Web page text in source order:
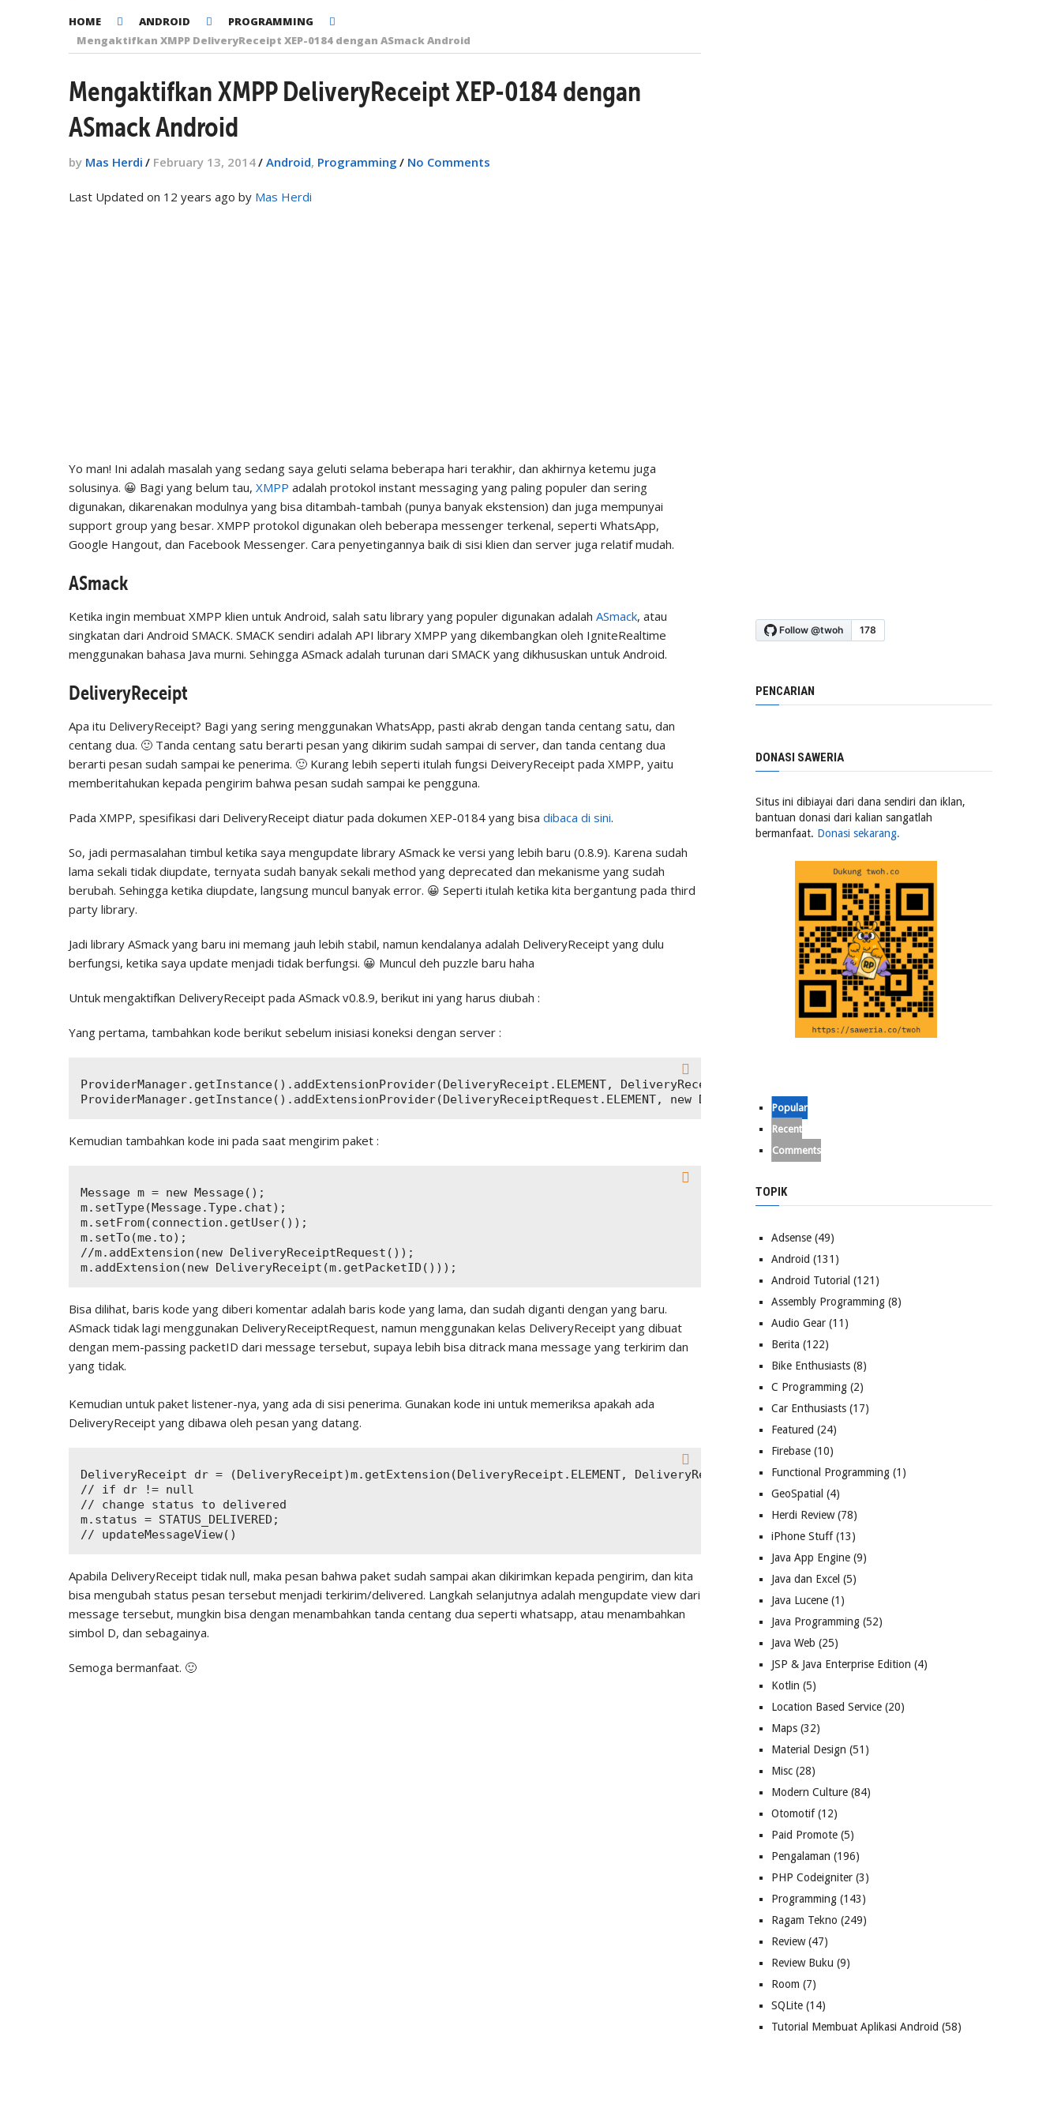
HOME ANDROID
PROGRAMMING
Mengaktifkan XMPP DeliveryReceipt XEP-0184 dengan ASmack Android
Mengaktifkan XMPP DeliveryReceipt XEP-0184 dengan
ASmack Android
by Mas Herdi / February 13, 2014/ Android, Programming / No Comments
Last Updated on 12 years ago by Mas Herdi
Yo man! Ini adalah masalah yang sedang saya geluti selama beberapa hari terakhir, dan akhirnya ketemu juga
solusinya. 😀 Bagi yang belum tau, XMPP adalah protokol instant messaging yang paling populer dan sering
digunakan, dikarenakan modulnya yang bisa ditambah-tambah (punya banyak ekstension) dan juga mempunyai
support group yang besar. XMPP protokol digunakan oleh beberapa messenger terkenal, seperti WhatsApp,
Google Hangout, dan Facebook Messenger. Cara penyetingannya baik di sisi klien dan server juga relatif mudah.
ASmack
Ketika ingin membuat XMPP klien untuk Android, salah satu library yang populer digunakan adalah ASmack, atau
singkatan dari Android SMACK. SMACK sendiri adalah API library XMPP yang dikembangkan oleh IgniteRealtime
menggunakan bahasa Java murni. Sehingga ASmack adalah turunan dari SMACK yang dikhususkan untuk Android.
DeliveryReceipt
Apa itu DeliveryReceipt? Bagi yang sering menggunakan WhatsApp, pasti akrab dengan tanda centang satu, dan
centang dua. 🙂 Tanda centang satu berarti pesan yang dikirim sudah sampai di server, dan tanda centang dua
berarti pesan sudah sampai ke penerima. 🙂 Kurang lebih seperti itulah fungsi DeiveryReceipt pada XMPP, yaitu
memberitahukan kepada pengirim bahwa pesan sudah sampai ke pengguna.
Pada XMPP, spesifikasi dari DeliveryReceipt diatur pada dokumen XEP-0184 yang bisa dibaca di sini.
So, jadi permasalahan timbul ketika saya mengupdate library ASmack ke versi yang lebih baru (0.8.9). Karena sudah
lama sekali tidak diupdate, ternyata sudah banyak sekali method yang deprecated dan mekanisme yang sudah
berubah. Sehingga ketika diupdate, langsung muncul banyak error. 😀 Seperti itulah ketika kita bergantung pada third
party library.
Jadi library ASmack yang baru ini memang jauh lebih stabil, namun kendalanya adalah DeliveryReceipt yang dulu
berfungsi, ketika saya update menjadi tidak berfungsi. 😀 Muncul deh puzzle baru haha
Untuk mengaktifkan DeliveryReceipt pada ASmack v0.8.9, berikut ini yang harus diubah :
Yang pertama, tambahkan kode berikut sebelum inisiasi koneksi dengan server :
ProviderManager.getInstance().addExtensionProvider(DeliveryReceipt.ELEMENT, DeliveryReceipt.NAMESPACE, new DeliveryReceipt.Provider());
Kemudian tambahkan kode ini pada saat mengirim paket :
Message m = new Message();
m.setType(Message.Type.chat);
m.setFrom(connection.getUser());
m.setTo(me.to);
//m.addExtension(new DeliveryReceiptRequest());
Bisa dilihat, baris kode yang diberi komentar adalah baris kode yang lama, dan sudah diganti dengan yang baru.
ASmack tidak lagi menggunakan DeliveryReceiptRequest, namun menggunakan kelas DeliveryReceipt yang dibuat
dengan mem-passing packetID dari message tersebut, supaya lebih bisa ditrack mana message yang terkirim dan
yang tidak.
Kemudian untuk paket listener-nya, yang ada di sisi penerima. Gunakan kode ini untuk memeriksa apakah ada
DeliveryReceipt yang dibawa oleh pesan yang datang.
DeliveryReceipt dr = (DeliveryReceipt)m.getExtension(DeliveryReceipt.ELEMENT, DeliveryReceipt.NAMESPACE);
// if dr != null
// change status to delivered
m.status = STATUS_DELIVERED;
Apabila DeliveryReceipt tidak null, maka pesan bahwa paket sudah sampai akan dikirimkan kepada pengirim, dan kita
bisa mengubah status pesan tersebut menjadi terkirim/delivered. Langkah selanjutnya adalah mengupdate view dari
message tersebut, mungkin bisa dengan menambahkan tanda centang dua seperti whatsapp, atau menambahkan
simbol D, dan sebagainya.
Semoga bermanfaat. 🙂
PENCARIAN
DONASI SAWERIA
Situs ini dibiayai dari dana sendiri dan iklan,
bantuan donasi dari kalian sangatlah
bermanfaat. Donasi sekarang.
Popular
Recent
Comments
TOPIK
Adsense (49)
Android (131)
Android Tutorial (121)
Assembly Programming (8)
Audio Gear (11)
Berita (122)
Bike Enthusiasts (8)
C Programming (2)
Car Enthusiasts (17)
Featured (24)
Firebase (10)
Functional Programming (1)
GeoSpatial (4)
Herdi Review(78)
iPhone Stuff(13)
Java App Engine (9)
Java dan Excel (5)
Java Lucene (1)
Java Programming (52)
Java Web (25)
JSP & Java Enterprise Edition (4)
Kotlin (5)
Location Based Service (20)
Maps (32)
Material Design (51)
Misc (28)
Modern Culture (84)
Otomotif(12)
Paid Promote (5)
Pengalaman (196)
PHP Codeigniter (3)
Programming (143)
Ragam Tekno (249)
Review(47)
Review Buku (9)
Room (7)
SQLite (14)
Tutorial Membuat Aplikasi Android (58)